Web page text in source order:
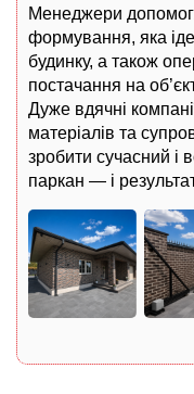
Дуже вдячні
матеріалів та
зробити сучасний
паркан — і
Менеджери
формування, яка
будинку, а також
постачання на